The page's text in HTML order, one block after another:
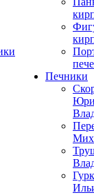
Печники